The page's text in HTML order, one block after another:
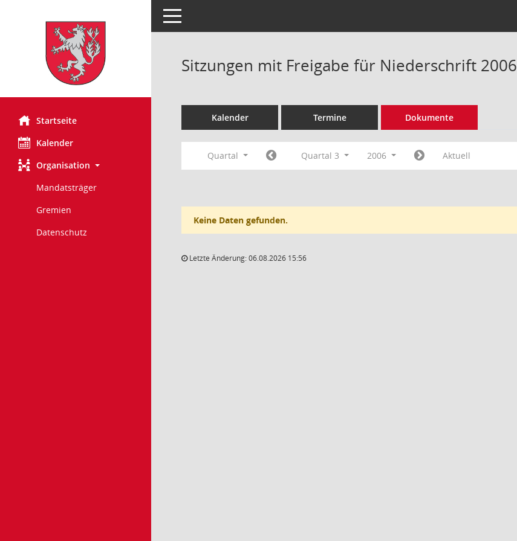
Startseite
Kalender
Organisation
Mandatsträger
Gremien
Datenschutz
Toggle navigation
Sitzungen mit Freigabe für Niederschrift 2006
Kalender Termine Dokumente
Quartal Quartal 3 2006 Aktuell
Keine Daten gefunden.
Letzte Änderung: 06.08.2026 15:56